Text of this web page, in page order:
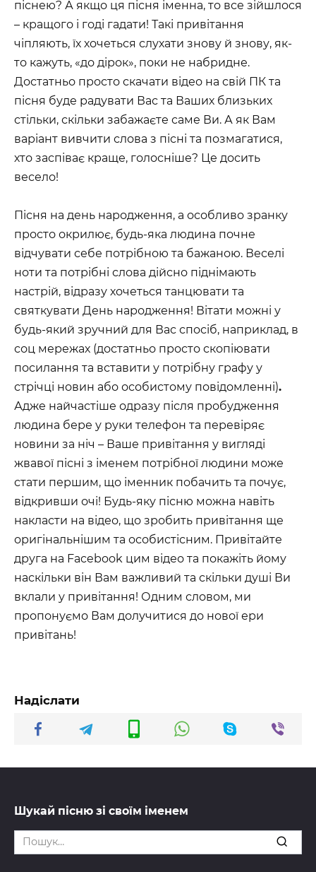
піснею? А якщо ця пісня іменна, то все зійшлося
– кращого і годі гадати! Такі привітання
чіпляють, їх хочеться слухати знову й знову, як-
то кажуть, «до дірок», поки не набридне.
Достатньо просто скачати відео на свій ПК та
пісня буде радувати Вас та Ваших близьких
стільки, скільки забажаєте саме Ви. А як Вам
варіант вивчити слова з пісні та позмагатися,
хто заспіває краще, голосніше? Це досить
весело!
Пісня на день народження, а особливо зранку
просто окрилює, будь-яка людина почне
відчувати себе потрібною та бажаною. Веселі
ноти та потрібні слова дійсно піднімають
настрій, відразу хочеться танцювати та
святкувати День народження! Вітати можні у
будь-який зручний для Вас спосіб, наприклад, в
соц мережах (достатньо просто скопіювати
посилання та вставити у потрібну графу у
стрічці новин або особистому повідомленні).
Адже найчастіше одразу після пробудження
людина бере у руки телефон та перевіряє
новини за ніч – Ваше привітання у вигляді
жвавої пісні з іменем потрібної людини може
стати першим, що іменник побачить та почує,
відкривши очі! Будь-яку пісню можна навіть
накласти на відео, що зробить привітання ще
оригінальнішим та особистісним. Привітайте
друга на Facebook цим відео та покажіть йому
наскільки він Вам важливий та скільки душі Ви
вклали у привітання! Одним словом, ми
пропонуємо Вам долучитися до нової ери
привітань!
Надіслати
Шукай пісню зі своїм іменем
Search
for: